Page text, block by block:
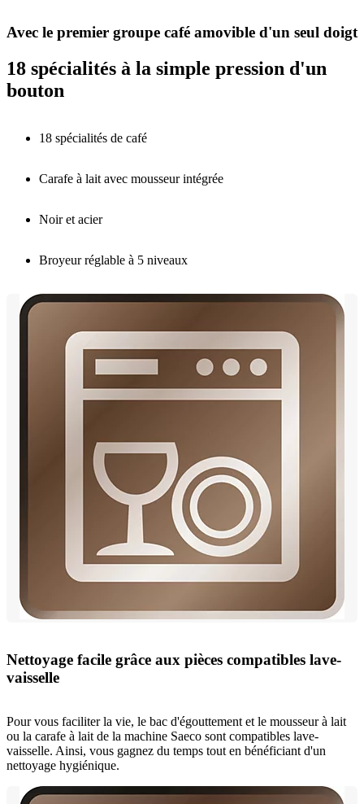
Avec le premier groupe café amovible d'un seul doigt
18 spécialités à la simple pression d'un
bouton
18 spécialités de café
Carafe à lait avec mousseur intégrée
Noir et acier
Broyeur réglable à 5 niveaux
Nettoyage facile grâce aux pièces compatibles lave-
vaisselle
Pour vous faciliter la vie, le bac d'égouttement et le mousseur à lait
ou la carafe à lait de la machine Saeco sont compatibles lave-
vaisselle. Ainsi, vous gagnez du temps tout en bénéficiant d'un
nettoyage hygiénique.